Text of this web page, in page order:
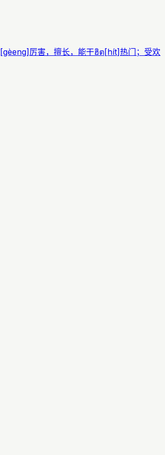
[gèeng]厉害，擅长，能干ฮิต[hít]热门；受欢